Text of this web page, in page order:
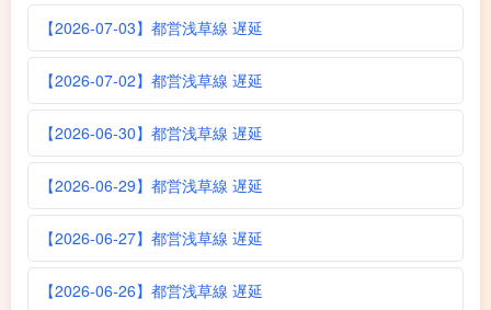
【2026-07-03】都営浅草線 遅延
【2026-07-02】都営浅草線 遅延
【2026-06-30】都営浅草線 遅延
【2026-06-29】都営浅草線 遅延
【2026-06-27】都営浅草線 遅延
【2026-06-26】都営浅草線 遅延